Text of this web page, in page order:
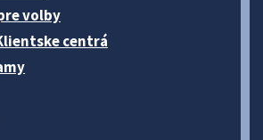
volby
centrá